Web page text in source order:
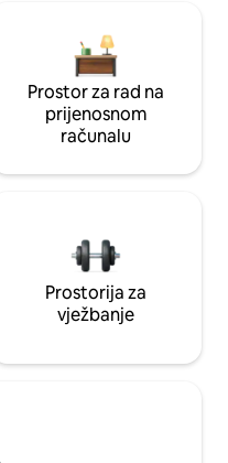
Prostor za rad na
prijenosnom
računalu
Prostorija za
vježbanje